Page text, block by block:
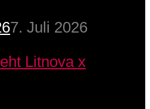
7. Juli 2026